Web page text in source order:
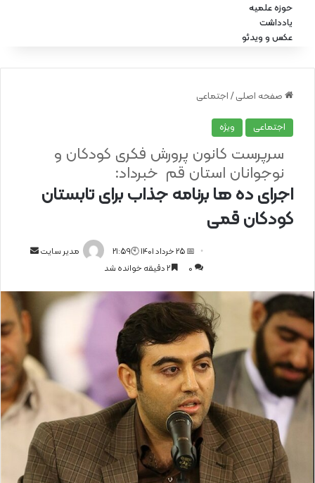
حوزه علمیه
یادداشت
عکس و ویدئو
صفحه اصلی / اجتماعی
اجتماعی ویژه
اجرای ده ها برنامه جذاب برای تابستان
کودکان قمی
سرپرست کانون پرورش فکری کودکان و
نوجوانان استان قم خبرداد:
مدیر سایت
ل
ا
ی
م
ل
📅 25 خرداد 1401 🕙21:59
0